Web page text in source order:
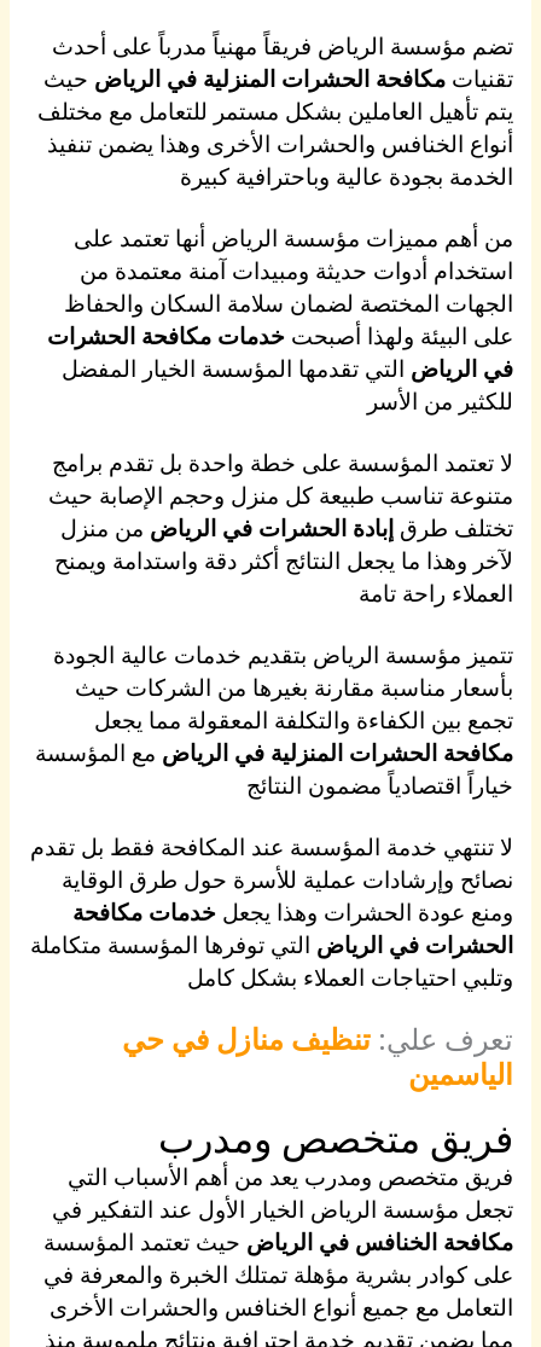
تضم مؤسسة الرياض فريقاً مهنياً مدرباً على أحدث
تقنياتمكافحة الحشرات المنزلية في الرياض حيث
يتم تأهيل العاملين بشكل مستمر للتعامل مع مختلف
أنواع الخنافس والحشرات الأخرى وهذا يضمن تنفيذ
الخدمة بجودة عالية وباحترافية كبيرة
من أهم مميزات مؤسسة الرياض أنها تعتمد على
استخدام أدوات حديثة ومبيدات آمنة معتمدة من
الجهات المختصة لضمان سلامة السكان والحفاظ
على البيئة ولهذا أصبحتخدمات مكافحة الحشرات
في الرياض التي تقدمها المؤسسة الخيار المفضل
للكثير من الأسر
لا تعتمد المؤسسة على خطة واحدة بل تقدم برامج
متنوعة تناسب طبيعة كل منزل وحجم الإصابة حيث
تختلف طرقإبادة الحشرات في الرياض من منزل
لآخر وهذا ما يجعل النتائج أكثر دقة واستدامة ويمنح
العملاء راحة تامة
تتميز مؤسسة الرياض بتقديم خدمات عالية الجودة
بأسعار مناسبة مقارنة بغيرها من الشركات حيث
تجمع بين الكفاءة والتكلفة المعقولة مما يجعل
مكافحة الحشرات المنزلية في الرياض مع المؤسسة
خياراً اقتصادياً مضمون النتائج
لا تنتهي خدمة المؤسسة عند المكافحة فقط بل تقدم
نصائح وإرشادات عملية للأسرة حول طرق الوقاية
ومنع عودة الحشرات وهذا يجعلخدمات مكافحة
الحشرات في الرياض التي توفرها المؤسسة متكاملة
وتلبي احتياجات العملاء بشكل كامل
تعرف علي:تنظيف منازل في حي
الياسمين
فريق متخصص ومدرب
فريق متخصص ومدرب يعد من أهم الأسباب التي
تجعل مؤسسة الرياض الخيار الأول عند التفكير في
مكافحة الخنافس في الرياض حيث تعتمد المؤسسة
على كوادر بشرية مؤهلة تمتلك الخبرة والمعرفة في
التعامل مع جميع أنواع الخنافس والحشرات الأخرى
مما يضمن تقديم خدمة احترافية ونتائج ملموسة منذ